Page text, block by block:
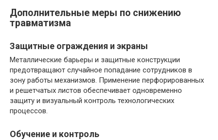
Дополнительные меры по снижению
травматизма
Защитные ограждения и экраны
Металлические барьеры и защитные конструкции
предотвращают случайное попадание сотрудников в
зону работы механизмов. Применение перфорированных
и решетчатых листов обеспечивает одновременно
защиту и визуальный контроль технологических
процессов.
Обучение и контроль